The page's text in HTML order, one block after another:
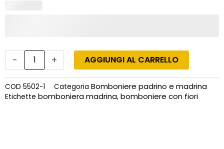
- + AGGIUNGI AL CARRELLO
COD 5502-1 Categoria Bomboniere padrino e madrina
Etichette bomboniera madrina, bomboniere con fiori